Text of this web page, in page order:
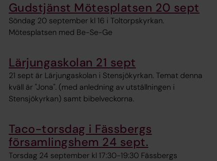
Gudstjänst Mötesplatsen 20 sept
Söndag 20 september kl 16 i Toltorpskyrkan.
Mötesplatsen med Be-Se-Ge
Lärjungaskolan 21 sept
21 sept är Lärjungaskolan i Stensjökyrkan. Temat denna
kväll är "Jona". (med anledning av utställningen i
Stensjökyrkan) samt bibelveckorna.
Taco-torsdag i Fässbergs
församlingshem 24 sept.
Torsdag 24 september kl 17:30-19:30 Fässbergs